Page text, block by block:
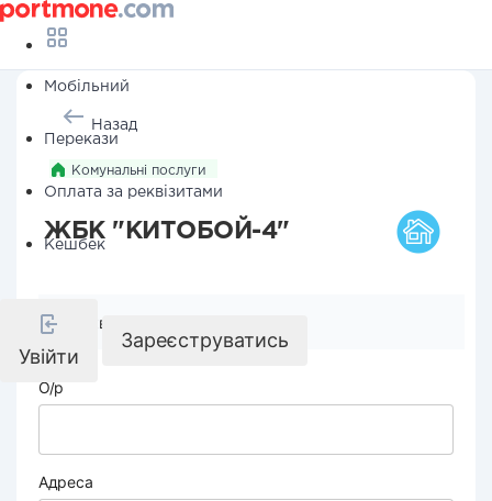
Мобільний
Перекази
Оплата за реквізитами
Кешбек
Увійти
Зареєструватись
Назад
Комунальні послуги
ЖБК "КИТОБОЙ-4"
Реквізити компанії
О/р
Адреса